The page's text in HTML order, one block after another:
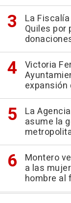
La
Quiles
Victoria
expansión
La
asume la
Montero
a las
hombre al